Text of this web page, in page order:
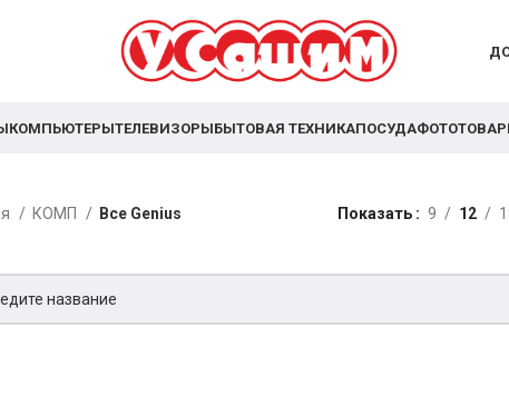
КОМПЬЮТЕРЫТЕЛЕВИЗОРЫБЫТОВАЯ ТЕХНИКАПОСУДА
КОМП Все Genius Показать 9 12